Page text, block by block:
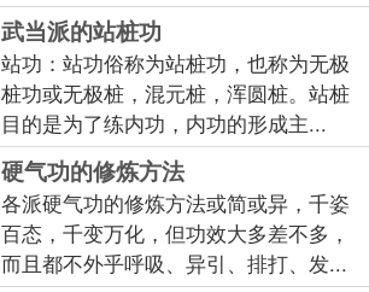
武当派的站桩功
站功：站功俗称为站桩功，也称为无极
桩功或无极桩，混元桩，浑圆桩。站桩
目的是为了练内功，内功的形成主...
硬气功的修炼方法
各派硬气功的修炼方法或简或异，千姿
百态，千变万化，但功效大多差不多，
而且都不外乎呼吸、异引、排打、发...